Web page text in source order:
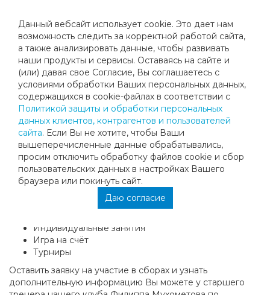
Данный вебсайт использует cookie. Это дает нам
возможность следить за корректной работой сайта,
а также анализировать данные, чтобы развивать
наши продукты и сервисы. Оставаясь на сайте и
(или) давая свое Согласие, Вы соглашаетесь с
условиями обработки Ваших персональных данных,
содержащихся в cookie-файлах в соответствии с
Политикой защиты и обработки персональных
данных клиентов, контрагентов и пользователей
сайта. Если Вы не хотите, чтобы Ваши
вышеперечисленные данные обрабатывались,
просим отключить обработку файлов cookie и сбор
пользовательских данных в настройках Вашего
браузера или покинуть сайт.
Даю согласие
ДЕТСКИЕ СБОРЫ ВМЕСТЕ С
«МЕГАСПОРТ-ТЕННИС»
Сборы - это прекрасная возможность совместить
тренировки и отдых.
Клуб «Мегаспорт-теннис» приглашает всех желающих
принять участие в детских теннисных сборах в Турции с
30 октября по 7 ноября.
Индивидуальные занятия
Игра на счёт
Турниры
Оставить заявку на участие в сборах и узнать
дополнительную информацию Вы можете у старшего